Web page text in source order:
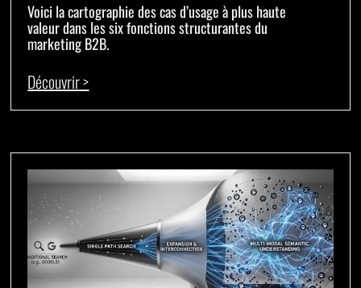
Voici la cartographie des cas d’usage à plus haute
valeur dans les six fonctions structurantes du
marketing B2B.
Découvrir >